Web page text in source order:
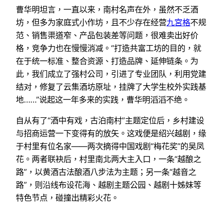
曹华明坦言，一直以来，南村名声在外，虽然不乏酒
坊，但多为家庭式小作坊，且不少存在经营九宮格不规
范、销售渠道窄、产品包装差等问题，很难卖出好价
格，竞争力也在慢慢消减。“打造共富工坊的目的，就
在于统一标准、整合资源、打造品牌、延伸链条。为
此，我们成立了强村公司，引进了专业团队，利用党建
结对，修复了云集酒坊原址，挂牌了大学生校外实践基
地……”说起这一年多来的实践，曹华明滔滔不绝。
自从有了“酒中有戏，古泊南村”主题定位后，乡村建设
与招商运营一下变得有的放矢。这戏便是绍兴越剧，缘
于村里有位名家——两次摘得中国戏剧“梅花奖”的吴凤
花。两者联袂后，村里南北两大主入口，一条“越酿之
路”，以黄酒古法酿酒八步法为主题；另一条“越音之
路”，则沿线布设花海、越剧主题公园、越剧十姊妹等
特色节点，碰撞出精彩火花。